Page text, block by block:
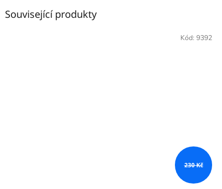
Související produkty
230 Kč
Kód: 9392